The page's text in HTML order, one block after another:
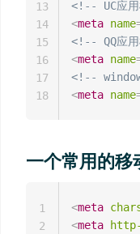
<!-- UC应
<meta name
<!-- QQ应
<meta name
<!--
<meta name
13
14
15
16
17
18
一个常用的
<meta
<meta
1
2